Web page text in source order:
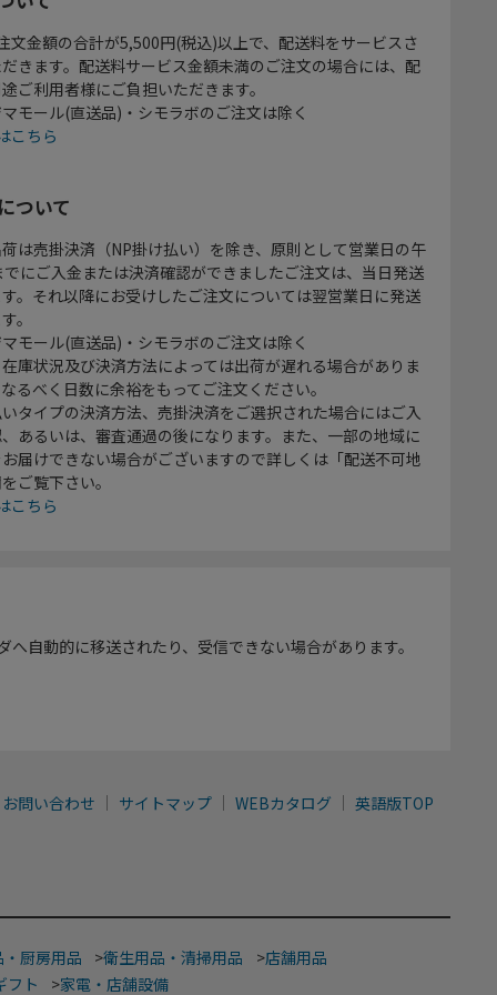
文金額の合計が5,500円(税込)以上で、配送料をサービスさ
きます。配送料サービス金額未満のご注文の場合には、配
ご利用者様にご負担いただきます。
モール(直送品)・シモラボのご注文は除く
こちら
ついて
は売掛決済（NP掛け払い）を除き、原則として営業日の午
にご入金または決済確認ができましたご注文は、当日発送
。それ以降にお受けしたご注文については翌営業日に発送
。
モール(直送品)・シモラボのご注文は除く
庫状況及び決済方法によっては出荷が遅れる場合がありま
るべく日数に余裕をもってご注文ください。
タイプの決済方法、売掛決済をご選択された場合にはご入
あるいは、審査通過の後になります。また、一部の地域に
届けできない場合がございますので詳しくは「配送不可地
ご覧下さい。
こちら
自動的に移送されたり、受信できない場合があります。
お問い合わせ サイトマップ WEBカタログ 英語版TOP
厨房用品 >衛生用品・清掃用品 >店舗用品
フト
>家電・店舗設備